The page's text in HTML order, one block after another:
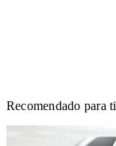
Recomendado para ti